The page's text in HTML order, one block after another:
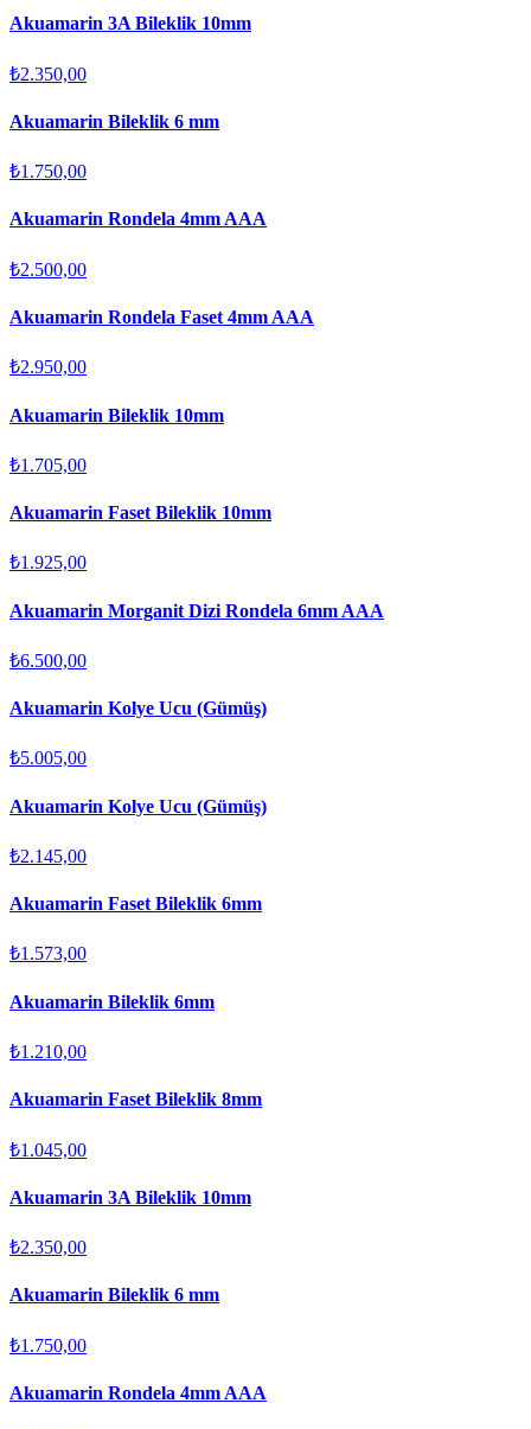
Akuamarin 3A Bileklik 10mm
₺2.350,00
Akuamarin Bileklik 6 mm
₺1.750,00
Akuamarin Rondela 4mm AAA
₺2.500,00
Akuamarin Rondela Faset 4mm AAA
₺2.950,00
Akuamarin Bileklik 10mm
₺1.705,00
Akuamarin Faset Bileklik 10mm
₺1.925,00
Akuamarin Morganit Dizi Rondela 6mm AAA
₺6.500,00
Akuamarin Kolye Ucu (Gümüş)
₺5.005,00
Akuamarin Kolye Ucu (Gümüş)
₺2.145,00
Akuamarin Faset Bileklik 6mm
₺1.573,00
Akuamarin Bileklik 6mm
₺1.210,00
Akuamarin Faset Bileklik 8mm
₺1.045,00
Akuamarin 3A Bileklik 10mm
₺2.350,00
Akuamarin Bileklik 6 mm
₺1.750,00
Akuamarin Rondela 4mm AAA